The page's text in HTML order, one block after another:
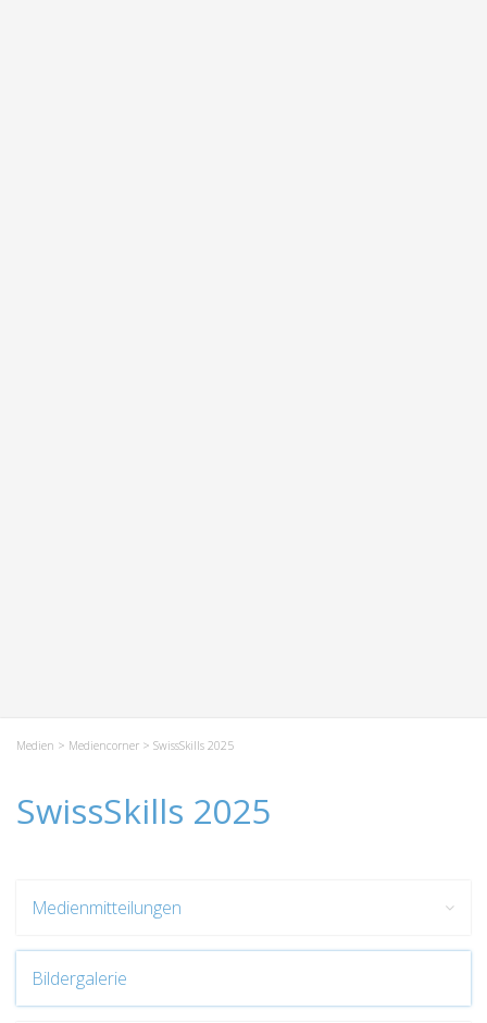
Medien > Mediencorner > SwissSkills 2025
SwissSkills 2025
Medienmitteilungen
Bildergalerie